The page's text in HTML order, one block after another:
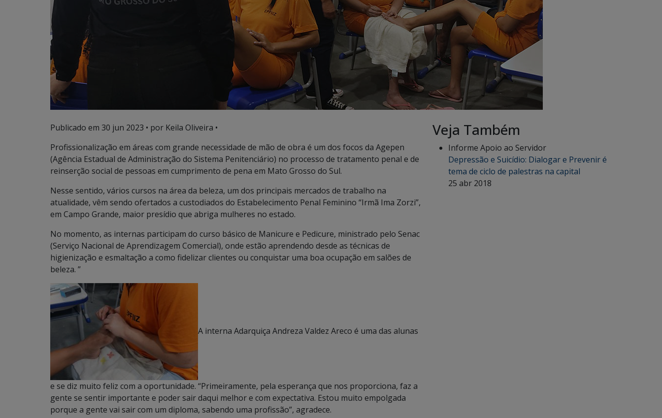
Publicado em 30 jun 2023 • por Keila Oliveira •
Profissionalização em áreas com grande necessidade de mão de obra é um dos focos da Agepen
(Agência Estadual de Administração do Sistema Penitenciário) no processo de tratamento penal e de
reinserção social de pessoas em cumprimento de pena em Mato Grosso do Sul.
Nesse sentido, vários cursos na área da beleza, um dos principais mercados de trabalho na
atualidade, vêm sendo ofertados a custodiados do Estabelecimento Penal Feminino “Irmã Ima Zorzi”,
em Campo Grande, maior presídio que abriga mulheres no estado.
No momento, as internas participam do curso básico de Manicure e Pedicure, ministrado pelo Senac
(Serviço Nacional de Aprendizagem Comercial), onde estão aprendendo desde as técnicas de
higienização e esmaltação a como fidelizar clientes ou conquistar uma boa ocupação em salões de
beleza. ”
A interna Adarquiça Andreza Valdez Areco é uma das alunas
e se diz muito feliz com a oportunidade. “Primeiramente, pela esperança que nos proporciona, faz a
gente se sentir importante e poder sair daqui melhor e com expectativa. Estou muito empolgada
porque a gente vai sair com um diploma, sabendo uma profissão”, agradece.
Veja Também
Informe Apoio ao Servidor
Depressão e Suicídio: Dialogar e Prevenir é
tema de ciclo de palestras na capital
25 abr 2018